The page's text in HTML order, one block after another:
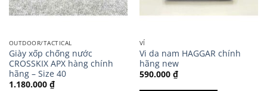
OUTDOOR/TACTICAL
Giày xốp chống nước
CROSSKIX APX hàng chính
hãng – Size 40
1.180.000 ₫
VÍ
Vi da nam HAGGAR chính
hãng new
590.000 ₫